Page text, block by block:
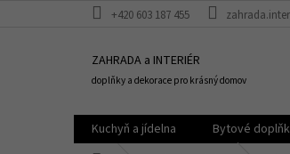
+420 603 187 455
ZAHRADA a INTERIÉR
doplňky a dekorace pro krásný domov
Kuchyň a jídelna Bytové